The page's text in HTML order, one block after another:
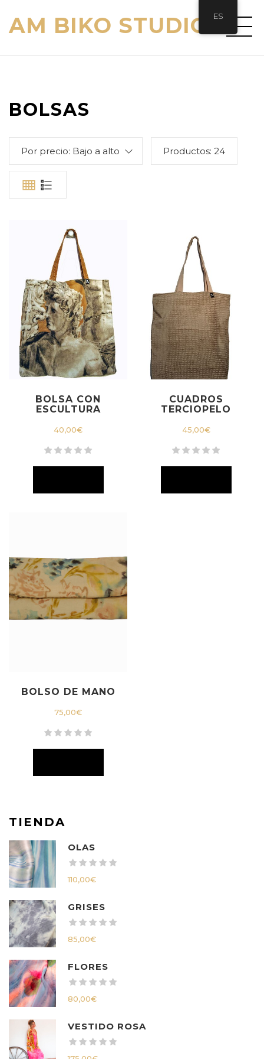
AM BIKO STUDIO
BOLSAS
Por precio: Bajo a alto Productos: 24
BOLSA CON
ESCULTURA
40,00€
CUADROS
TERCIOPELO
45,00€
BOLSO DE MANO
75,00€
TIENDA
OLAS
110,00€
GRISES
85,00€
FLORES
80,00€
VESTIDO ROSA
ES